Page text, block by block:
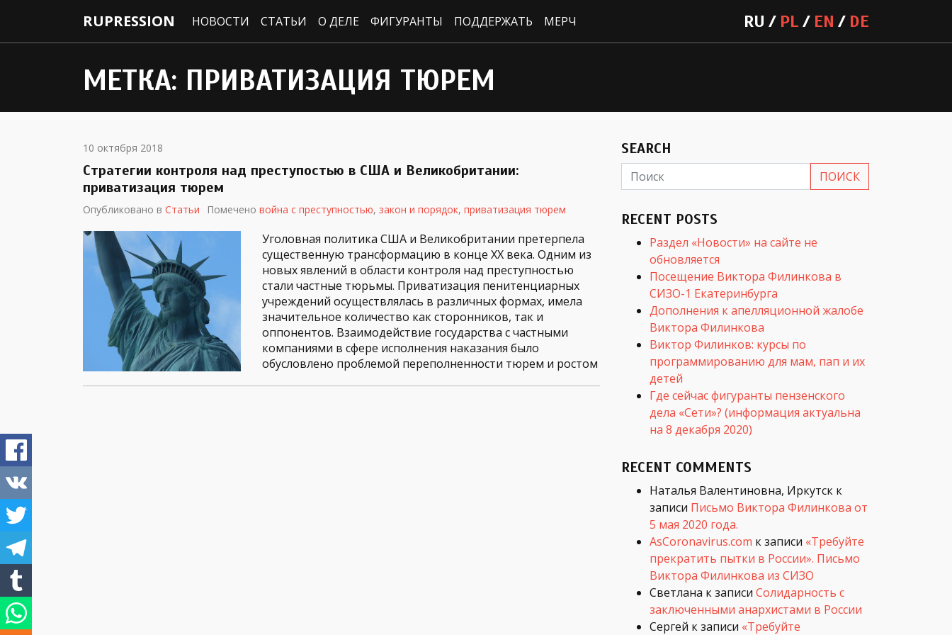
RUPRESSION НОВОСТИ СТАТЬИ О ДЕЛЕ ФИГУРАНТЫ ПОДДЕРЖАТЬ МЕРЧ RU PL EN DE
МЕТКА: ПРИВАТИЗАЦИЯ ТЮРЕМ
10 октября 2018
Стратегии контроля над преступостью в США и Великобритании:
приватизация тюрем
Опубликовано в Статьи Помечено война с преступностью, закон и порядок, приватизация тюрем
Уголовная политика США и Великобритании претерпела
существенную трансформацию в конце ХХ века. Одним из
новых явлений в области контроля над преступностью
стали частные тюрьмы. Приватизация пенитенциарных
учреждений осуществлялась в различных формах, имела
значительное количество как сторонников, так и
оппонентов. Взаимодействие государства с частными
компаниями в сфере исполнения наказания было
обусловлено проблемой переполненности тюрем и ростом
SEARCH
RECENT POSTS
Раздел «Новости» на сайте не
обновляется
Посещение Виктора Филинкова в
СИЗО-1 Екатеринбурга
Дополнения к апелляционной жалобе
Виктора Филинкова
Виктор Филинков: курсы по
программированию для мам, пап и их
детей
Где сейчас фигуранты пензенского
дела «Сети»? (информация актуальна
на 8 декабря 2020)
RECENT COMMENTS
Наталья Валентиновна, Иркутск к
записи Письмо Виктора Филинкова от
5 мая 2020 года.
AsCoronavirus.com к записи «Требуйте
прекратить пытки в России». Письмо
Виктора Филинкова из СИЗО
Светлана к записи Солидарность с
заключенными анархистами в России
Сергей к записи «Требуйте